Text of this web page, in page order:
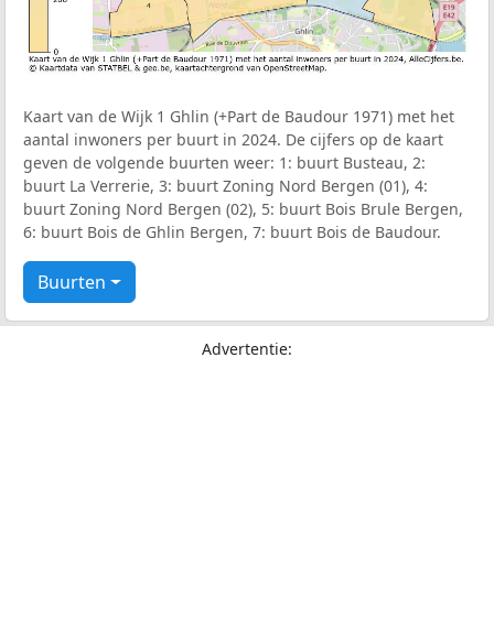
Kaart van de Wijk 1 Ghlin (+Part de Baudour 1971) met het
aantal inwoners per buurt in 2024. De cijfers op de kaart
geven de volgende buurten weer: 1: buurt Busteau, 2:
buurt La Verrerie, 3: buurt Zoning Nord Bergen (01), 4:
buurt Zoning Nord Bergen (02), 5: buurt Bois Brule Bergen,
6: buurt Bois de Ghlin Bergen, 7: buurt Bois de Baudour.
Buurten
Advertentie: